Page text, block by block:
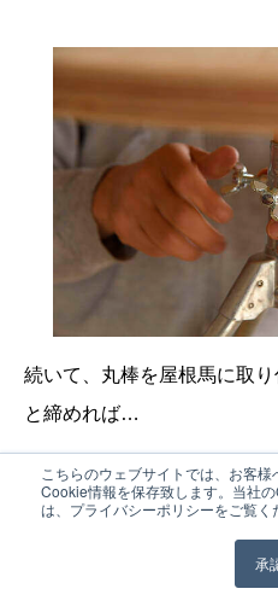
こちらのウェブサイトでは、お客
Cookie情報を保存致します。当社
は、プライバシーポリシーをご覧く
承
続いて、丸棒を屋根馬に取
と締めれば…
STEP.08 完成！